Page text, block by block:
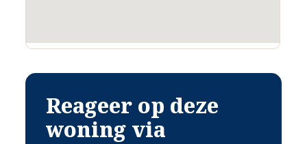
Reageer op deze
woning via